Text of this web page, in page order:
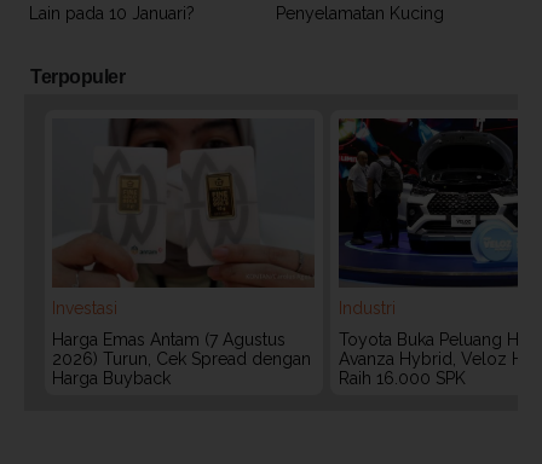
Lain pada 10 Januari?
Penyelamatan Kucing
Terpopuler
Investasi
Harga Emas Antam (7 Agustus
2026) Turun, Cek Spread dengan
Harga Buyback
Industri
Toyota Buka Peluang
Avanza Hybrid, Veloz
Raih 16.000 SPK